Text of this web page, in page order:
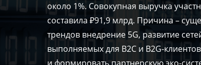
около 1%. Совокупная выручка
составила ₽91,9 млрд. Причина –
трендов внедрение 5G, развитие
выполняемых для B2C и B2G-